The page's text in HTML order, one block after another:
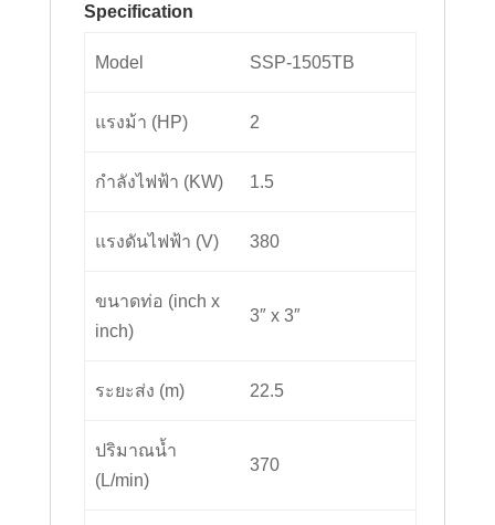
Specification
Model SSP-1505TB
แรงม้า (HP) 2
กำลังไฟฟ้า (KW) 1.5
แรงดันไฟฟ้า (V) 380
ขนาดท่อ (inch x
inch)
3″ x 3″
ระยะส่ง (m) 22.5
ปริมาณน้ำ
(L/min)
370